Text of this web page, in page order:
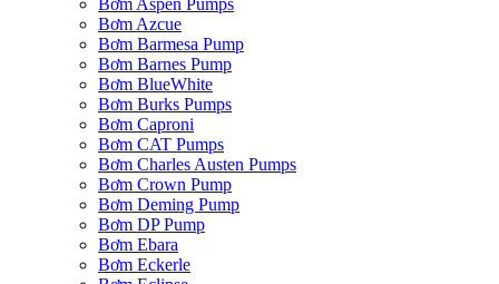
Bơm Aspen Pumps
Bơm Azcue
Bơm Barmesa Pump
Bơm Barnes Pump
Bơm BlueWhite
Bơm Burks Pumps
Bơm Caproni
Bơm CAT Pumps
Bơm Charles Austen Pumps
Bơm Crown Pump
Bơm Deming Pump
Bơm DP Pump
Bơm Ebara
Bơm Eckerle